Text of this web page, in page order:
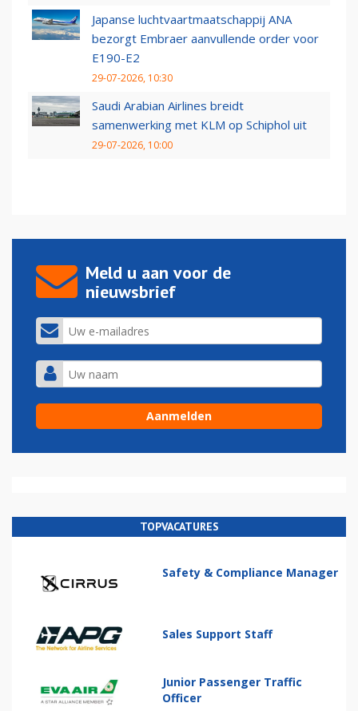
Japanse luchtvaartmaatschappij ANA
bezorgt Embraer aanvullende order voor
E190-E2
29-07-2026, 10:30
Saudi Arabian Airlines breidt
samenwerking met KLM op Schiphol uit
29-07-2026, 10:00
Meld u aan voor de
nieuwsbrief
TOPVACATURES
Safety & Compliance Manager
Sales Support Staff
Junior Passenger Traffic
Officer